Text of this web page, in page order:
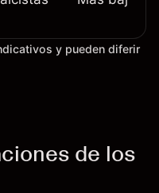
y pueden diferir
de los